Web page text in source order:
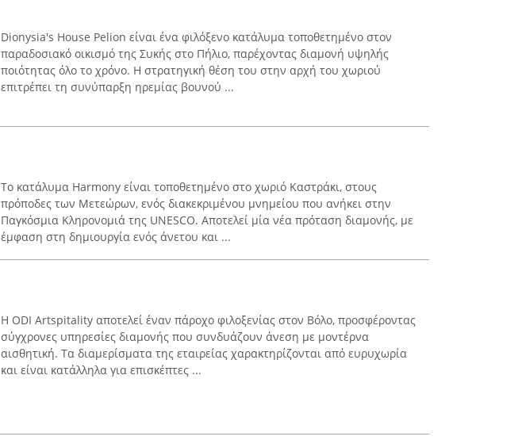
Dionysia's House Pelion είναι ένα φιλόξενο κατάλυμα τοποθετημένο στον
παραδοσιακό οικισμό της Συκής στο Πήλιο, παρέχοντας διαμονή υψηλής
ποιότητας όλο το χρόνο. Η στρατηγική θέση του στην αρχή του χωριού
επιτρέπει τη συνύπαρξη ηρεμίας βουνού ...
Το κατάλυμα Harmony είναι τοποθετημένο στο χωριό Καστράκι, στους
πρόποδες των Μετεώρων, ενός διακεκριμένου μνημείου που ανήκει στην
Παγκόσμια Κληρονομιά της UNESCO. Αποτελεί μία νέα πρόταση διαμονής, με
έμφαση στη δημιουργία ενός άνετου και ...
Η ODI Artspitality αποτελεί έναν πάροχο φιλοξενίας στον Βόλο, προσφέροντας
σύγχρονες υπηρεσίες διαμονής που συνδυάζουν άνεση με μοντέρνα
αισθητική. Τα διαμερίσματα της εταιρείας χαρακτηρίζονται από ευρυχωρία
και είναι κατάλληλα για επισκέπτες ...